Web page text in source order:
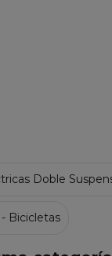
Doble
- Bicicletas